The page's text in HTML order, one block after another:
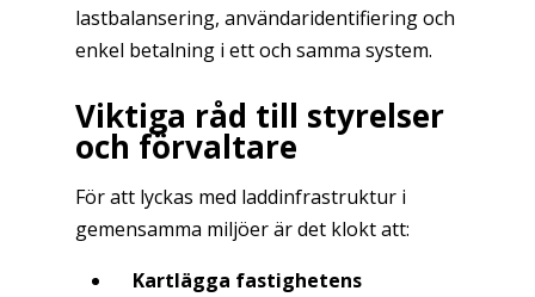
lastbalansering, användaridentifiering och
enkel betalning i ett och samma system.
Viktiga råd till styrelser
och förvaltare
För att lyckas med laddinfrastruktur i
gemensamma miljöer är det klokt att:
Kartlägga fastighetens